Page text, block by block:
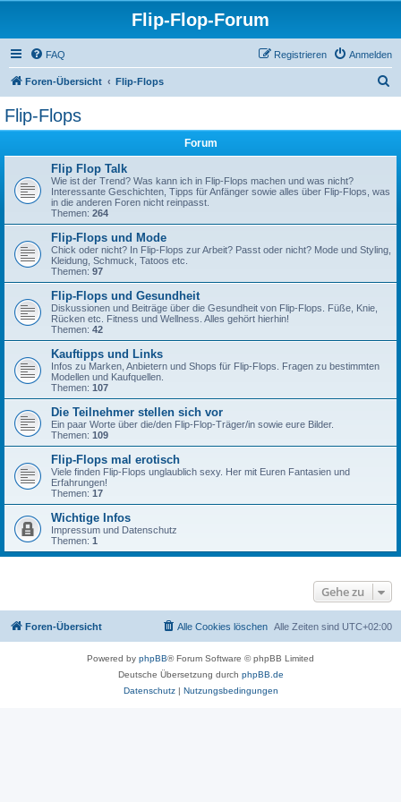
Flip-Flop-Forum
FAQ Anmelden
Registrieren
Foren-Übersicht Flip-Flops
Flip-Flops
Forum
Flip Flop Talk
Wie ist der Trend? Was kann ich in Flip-Flops machen und was nicht?
Interessante Geschichten, Tipps für Anfänger sowie alles über Flip-Flops, was
in die anderen Foren nicht reinpasst.
Themen: 264
Flip-Flops und Mode
Chick oder nicht? In Flip-Flops zur Arbeit? Passt oder nicht? Mode und Styling,
Kleidung, Schmuck, Tatoos etc.
Themen: 97
Flip-Flops und Gesundheit
Diskussionen und Beiträge über die Gesundheit von Flip-Flops. Füße, Knie,
Rücken etc. Fitness und Wellness. Alles gehört hierhin!
Themen: 42
Kauftipps und Links
Infos zu Marken, Anbietern und Shops für Flip-Flops. Fragen zu bestimmten
Modellen und Kaufquellen.
Themen: 107
Die Teilnehmer stellen sich vor
Ein paar Worte über die/den Flip-Flop-Träger/in sowie eure Bilder.
Themen: 109
Flip-Flops mal erotisch
Viele finden Flip-Flops unglaublich sexy. Her mit Euren Fantasien und
Erfahrungen!
Themen: 17
Wichtige Infos
Impressum und Datenschutz
Themen: 1
Gehe zu
Foren-Übersicht Alle Zeiten sind UTC+02:00
Alle Cookies löschen
Powered by phpBB® Forum Software © phpBB Limited
Deutsche Übersetzung durch phpBB.de
Datenschutz| Nutzungsbedingungen